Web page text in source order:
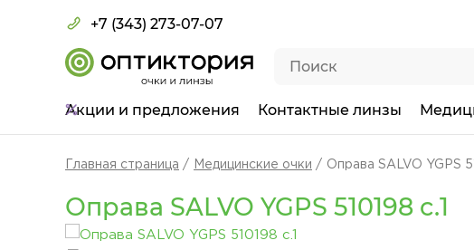
+7 (343) 273-07-07
Акции и предложения Контактные линзы
Главная страница Медицинские очки Оправа SALVO YGPS
Оправа SALVO YGPS 510198 c.1